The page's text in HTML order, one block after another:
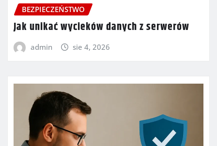
BEZPIECZEŃSTWO
Jak unikać wycieków danych z serwerów
admin sie 4, 2026